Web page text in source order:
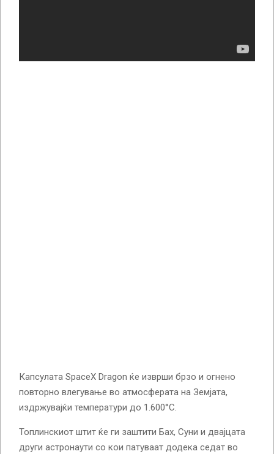
Капсулата SpaceX Dragon ќе изврши брзо и огнено
повторно влегување во атмосферата на Земјата,
издржувајќи температури до 1.600°C.
Топлинскиот штит ќе ги заштити Бах, Суни и двајцата
други астронаути со кои патуваат додека седат во